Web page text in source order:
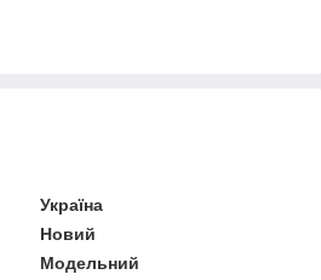
Україна
Новий
Модельний